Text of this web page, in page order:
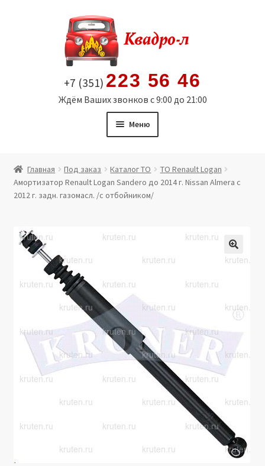
содержимому
+7 (351) 223 56 46
Ждём Ваших звонков с 9:00 до 21:00
Меню
Витрина
Политика в отношении обработки персональных
данных
Производители
Юридические данные
Главная Под заказ Каталог ТО
ТО Renault Logan
Амортизатор Renault Logan Sandero до 2014 г. Nissan Almera с
2012 г. задн. газомасл. /с отбойником/
🔍